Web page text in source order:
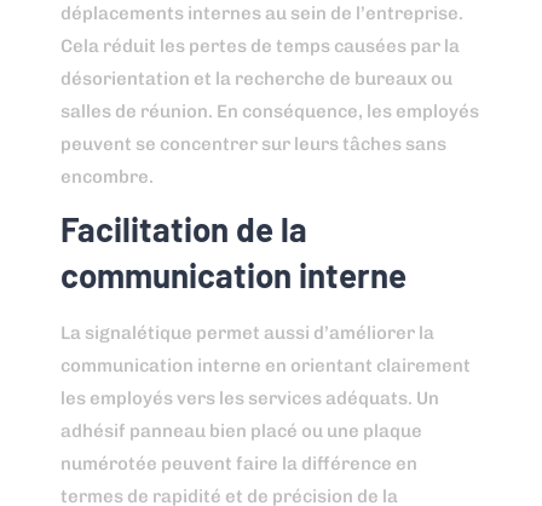
déplacements internes au sein de l’entreprise.
Cela réduit les pertes de temps causées par la
désorientation et la recherche de bureaux ou
salles de réunion. En conséquence, les employés
peuvent se concentrer sur leurs tâches sans
encombre.
Facilitation de la
communication interne
La signalétique permet aussi d’améliorer la
communication interne en orientant clairement
les employés vers les services adéquats. Un
adhésif panneau bien placé ou une plaque
numérotée peuvent faire la différence en
termes de rapidité et de précision de la